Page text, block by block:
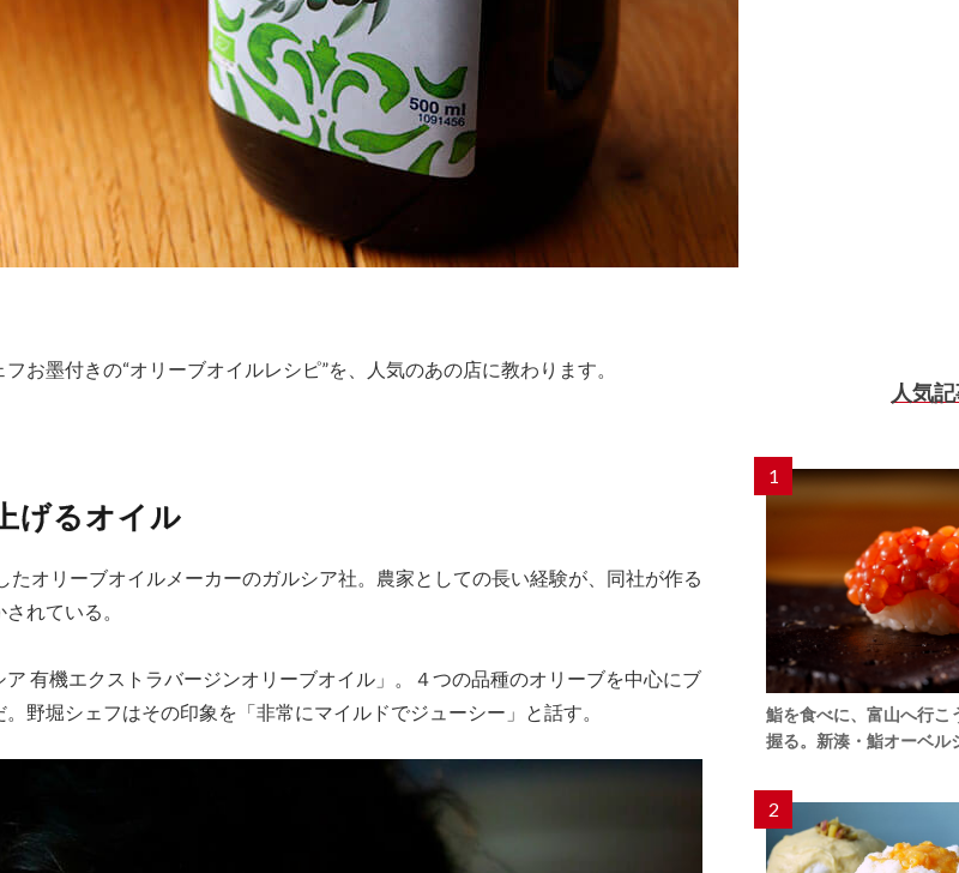
お墨付きの“オリーブオイルレシピ”を、人気のあの店に教わります。
げるオイル
オリーブオイルメーカーのガルシア社。農家としての長い経験が、同社が作る
れている。
有機エクストラバージンオリーブオイル」。４つの品種のオリーブを中心にブ
野堀シェフはその印象を「非常にマイルドでジューシー」と話す。
人気
1
鮨を食べに、富山へ行こ
握る。新湊・鮨オーベル
2